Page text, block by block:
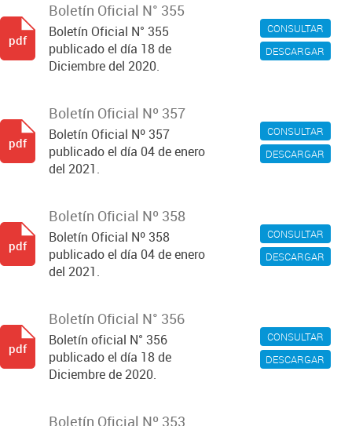
CONSULTAR
DESCARGAR
Boletín Oficial N° 355
Boletín Oficial N° 355
publicado el día 18 de
Diciembre del 2020.
pdf
CONSULTAR
DESCARGAR
Boletín Oficial Nº 357
Boletín Oficial Nº 357
publicado el día 04 de enero
del 2021.
pdf
CONSULTAR
DESCARGAR
Boletín Oficial Nº 358
Boletín Oficial Nº 358
publicado el día 04 de enero
del 2021.
pdf
CONSULTAR
DESCARGAR
Boletín Oficial N° 356
Boletín oficial N° 356
publicado el día 18 de
Diciembre de 2020.
pdf
Boletín Oficial Nº 353